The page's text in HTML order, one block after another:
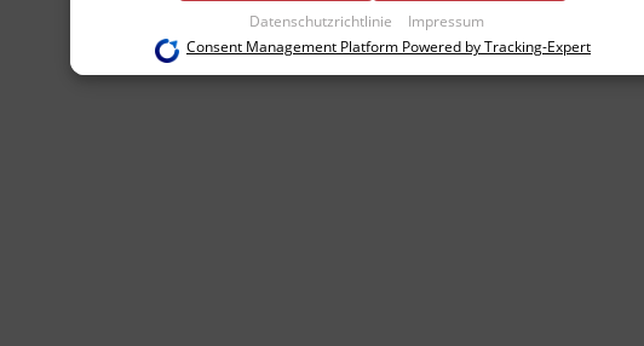
dort die entsprechenden Anpassungen vornehmen.
Datenschutzrichtlinie Impressum
Consent Management Platform Powered by Tracking-Expert